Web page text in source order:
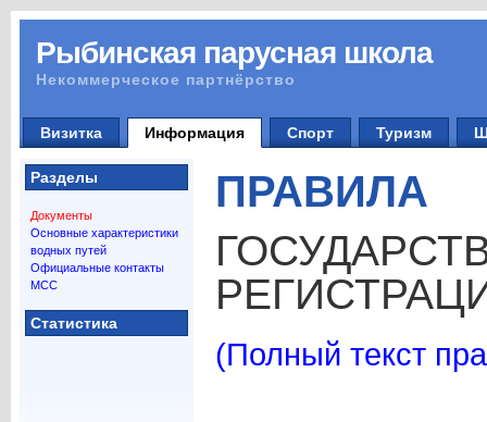
Рыбинская парусная школа
Некоммерческое партнёрство
Визитка Информация Спорт Туризм
Разделы
Документы
Основные характеристики
водных путей
Официальные контакты
МСС
Статистика
ПРАВИЛА
(Полный текст